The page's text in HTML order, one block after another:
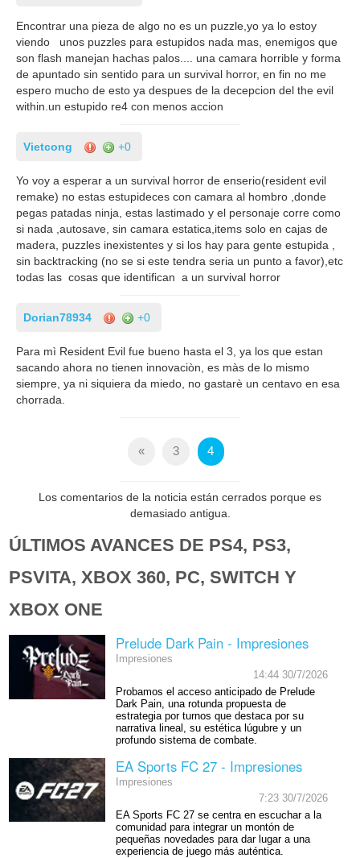
Encontrar una pieza de algo no es un puzzle,yo ya lo estoy
viendo unos puzzles para estupidos nada mas, enemigos que
son flash manejan hachas palos.... una camara horrible y forma
de apuntado sin sentido para un survival horror, en fin no me
espero mucho de esto ya despues de la decepcion del the evil
within.un estupido re4 con menos accion
Vietcong +0
Yo voy a esperar a un survival horror de enserio(resident evil
remake) no estas estupideces con camara al hombro ,donde
pegas patadas ninja, estas lastimado y el personaje corre como
si nada ,autosave, sin camara estatica,items solo en cajas de
madera, puzzles inexistentes y si los hay para gente estupida ,
sin backtracking (no se si este tendra seria un punto a favor),etc
todas las cosas que identifican a un survival horror
Dorian78934 +0
Para mì Resident Evil fue bueno hasta el 3, ya los que estan
sacando ahora no tienen innovaciòn, es màs de lo mismo
siempre, ya ni siquiera da miedo, no gastarè un centavo en esa
chorrada.
« 3 4
Los comentarios de la noticia están cerrados porque es
demasiado antigua.
ÚLTIMOS AVANCES DE PS4, PS3,
PSVITA, XBOX 360, PC, SWITCH Y
XBOX ONE
Prelude Dark Pain - Impresiones
Impresiones
14:44 30/7/2026
Probamos el acceso anticipado de Prelude
Dark Pain, una rotunda propuesta de
estrategia por turnos que destaca por su
narrativa lineal, su estética lúgubre y un
profundo sistema de combate.
EA Sports FC 27 - Impresiones
Impresiones
7:23 30/7/2026
EA Sports FC 27 se centra en escuchar a la
comunidad para integrar un montón de
pequeñas novedades para dar lugar a una
experiencia de juego más auténtica.